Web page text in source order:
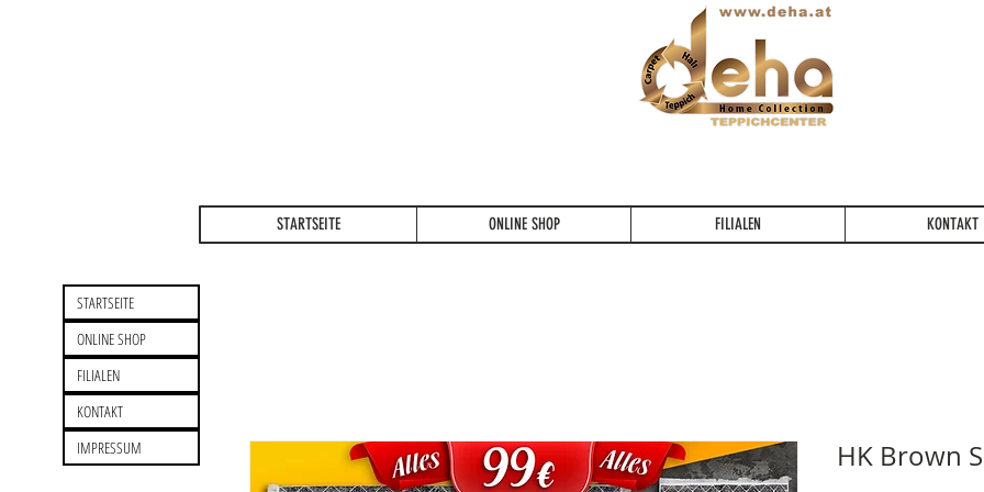
STARTSEITE ONLINE SHOP FILIALEN KONTAKT
HK Brown
STARTSEITE
ONLINE SHOP
FILIALEN
KONTAKT
IMPRESSUM